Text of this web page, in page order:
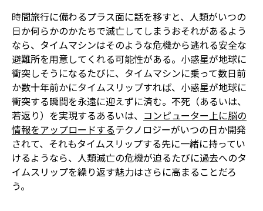
時間旅行に備わるプラス面に話を移すと、人類がいつの
日か何らかのかたちで滅亡してしまうおそれがあるよう
なら、タイムマシンはそのような危機から逃れる安全な
避難所を用意してくれる可能性がある。小惑星が地球に
衝突しそうになるたびに、タイムマシンに乗って数日前
か数十年前かにタイムスリップすれば、小惑星が地球に
衝突する瞬間を永遠に迎えずに済む。不死（あるいは、
若返り）を実現する――あるいは、 コンピューター上に脳の
情報をアップロードする――テクノロジーがいつの日か開発
されて、それもタイムスリップする先に一緒に持ってい
けるようなら、人類滅亡の危機が迫るたびに過去へのタ
イムスリップを繰り返す魅力はさらに高まることだろ
う。